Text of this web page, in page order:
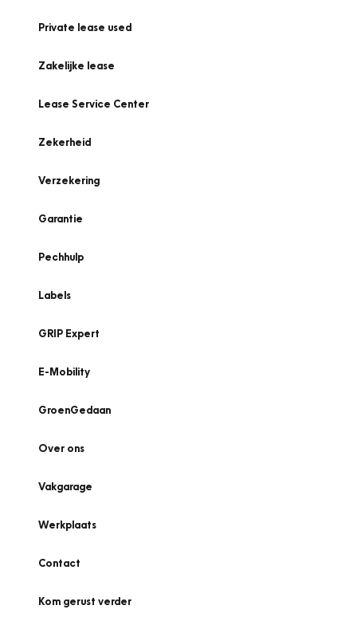
Private lease used
Zakelijke lease
Lease Service Center
Zekerheid
Verzekering
Garantie
Pechhulp
Labels
GRIP Expert
E-Mobility
GroenGedaan
Over ons
Vakgarage
Werkplaats
Contact
Kom gerust verder